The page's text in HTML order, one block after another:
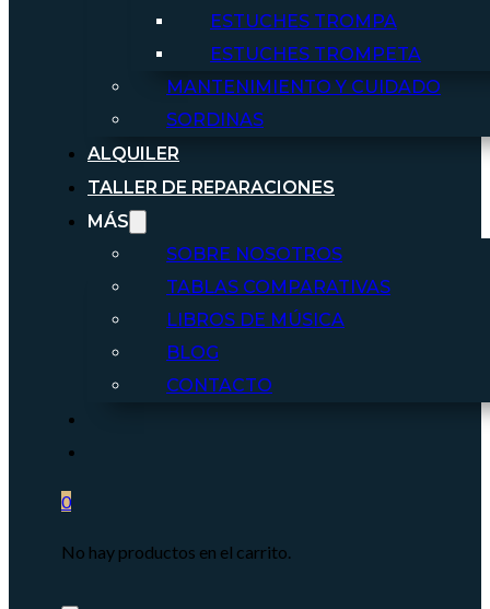
ESTUCHES TROMPA
ESTUCHES TROMPETA
MANTENIMIENTO Y CUIDADO
SORDINAS
ALQUILER
TALLER DE REPARACIONES
MÁS
SOBRE NOSOTROS
TABLAS COMPARATIVAS
LIBROS DE MÚSICA
BLOG
CONTACTO
0
No hay productos en el carrito.